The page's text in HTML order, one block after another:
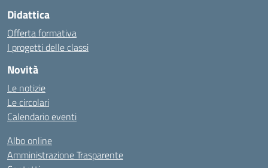
Didattica
Offerta formativa
I progetti delle classi
Novità
Le notizie
Le circolari
Calendario eventi
Albo online
Amministrazione Trasparente